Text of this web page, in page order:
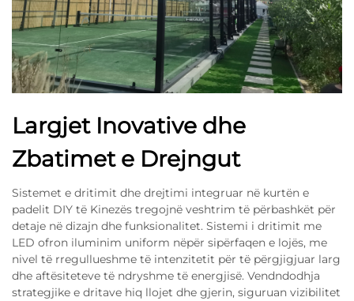
Largjet Inovative dhe
Zbatimet e Drejngut
Sistemet e dritimit dhe drejtimi integruar në kurtën e
padelit DIY të Kinezës tregojnë veshtrim të përbashkët për
detaje në dizajn dhe funksionalitet. Sistemi i dritimit me
LED ofron iluminim uniform nëpër sipërfaqen e lojës, me
nivel të rregullueshme të intenzitetit për të përgjigjuar larg
dhe aftësiteteve të ndryshme të energjisë. Vendndodhja
strategjike e dritave hiq llojet dhe gjerin, siguruan vizibilitet